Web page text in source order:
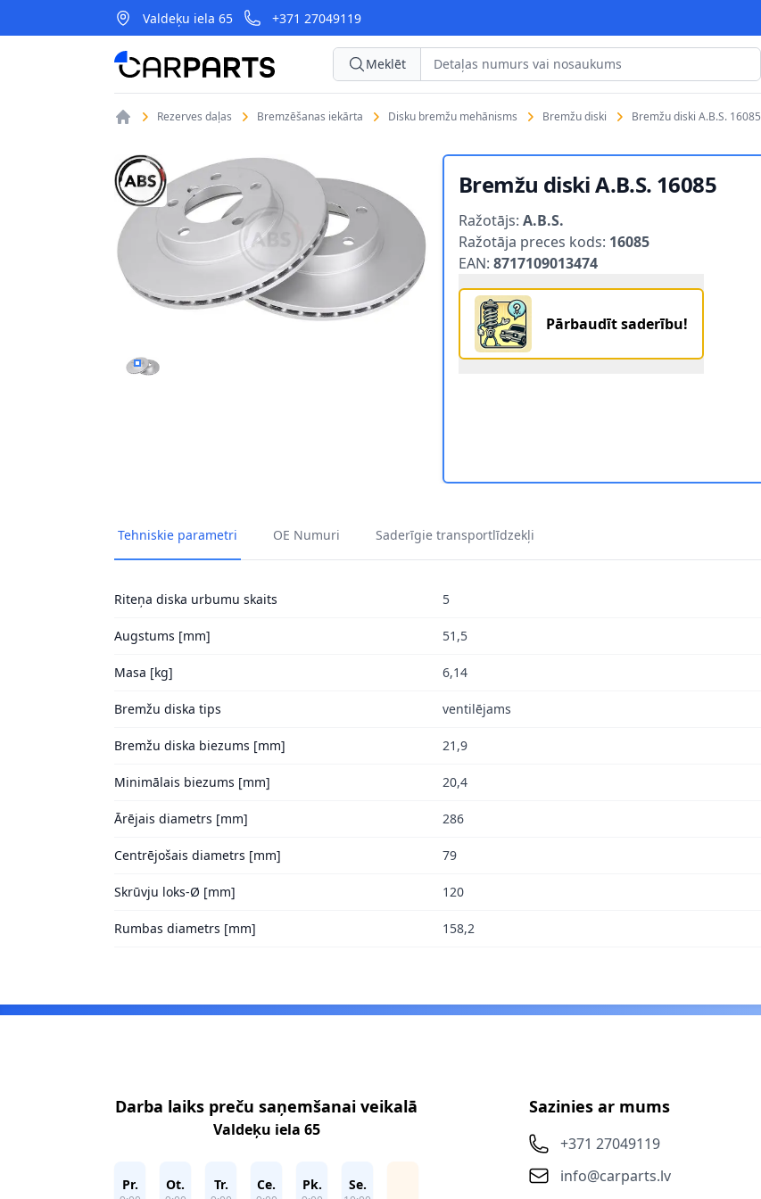
Valdeķu iela 65 +371 27049119
CarParts Meklēt
Rezerves daļas Bremzēšanas iekārta Disku bremžu mehānisms Bremžu diski Bremžu diski A.B.S. 16085
BREMŽU DISKI A.B.S. 16085 1
Bremžu diski A.B.S. 16085
Ražotājs: A.B.S.
Ražotāja preces kods: 16085
EAN: 8717109013474
Pārbaudīt saderību!
Tehniskie parametri OE Numuri Saderīgie transportlīdzekļi
Riteņa diska urbumu skaits 5
Augstums [mm] 51,5
Masa [kg] 6,14
Bremžu diska tips ventilējams
Bremžu diska biezums [mm] 21,9
Minimālais biezums [mm] 20,4
Ārējais diametrs [mm] 286
Centrējošais diametrs [mm] 79
Skrūvju loks-Ø [mm] 120
Rumbas diametrs [mm] 158,2
Darba laiks preču saņemšanai veikalā
Valdeķu iela 65
Pr. Ot. Tr. Ce. Pk. Se.
Sazinies ar mums
+371 27049119
info@carparts.lv